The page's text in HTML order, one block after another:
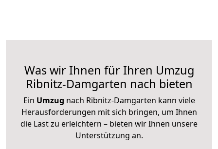
Was wir Ihnen für Ihren Umzug
Ribnitz-Damgarten nach bieten
Ein Umzug nach Ribnitz-Damgarten kann viele
Herausforderungen mit sich bringen, um Ihnen
die Last zu erleichtern – bieten wir Ihnen unsere
Unterstützung an.